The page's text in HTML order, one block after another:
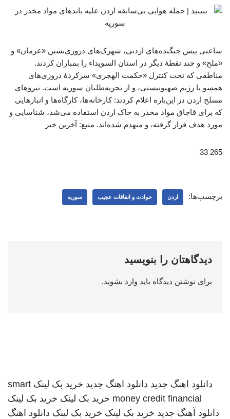
ساعتی پیش جنگنده‌های اردنی، شهرک‌های دروزی‌نشین «عرمان» و
«ملح» و چند نقطۀ دیگر در استان السویداء را بمباران کردند.
مناطقی که تحت کنترل «حکمت الهجری» سرکردۀ دروزی‌های
همسو با رژیم صهیونیستی، و از تجزیه‌طلبان سوریه است. نیروهای
مسلح اردن در این‌باره اعلام کردند: کارخانه‌ها، کارگاه‌ها و انبارهایی
که برای قاچاق مواد مخدر به خاک اردن استفاده می‌شد، شناسایی و
مورد هدف قرار گرفته، و منهدم شده‌اند. منبع: آخرین خبر
265 33
برچسب‌ها: اردن حوادث و اتفاقات عجیب سوریه
دیدگاهتان را بنویسید
برای نوشتن دیدگاه باید وارد بشوید.
دانلود اهنگ جدید دانلود اهنگ جدید خرید بک لینک smart
money credit financial خرید بک لینک خرید بک لینک
دانلود آهنگ جدید خرید بک لینک خرید بک لینک دانلود اهنگ